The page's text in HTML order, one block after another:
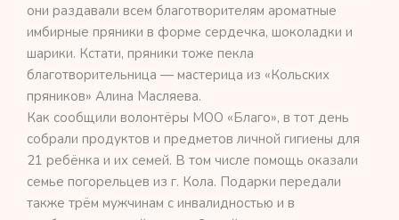
они раздавали всем благотворителям ароматные
имбирные пряники в форме сердечка, шоколадки и
шарики. Кстати, пряники тоже пекла
благотворительница — мастерица из «Кольских
пряников» Алина Масляева.
Как сообщили волонтёры МОО «Благо», в тот день
собрали продуктов и предметов личной гигиены для
21 ребёнка и их семей. В том числе помощь оказали
семье погорельцев из г. Кола. Подарки передали
также трём мужчинам с инвалидностью и в